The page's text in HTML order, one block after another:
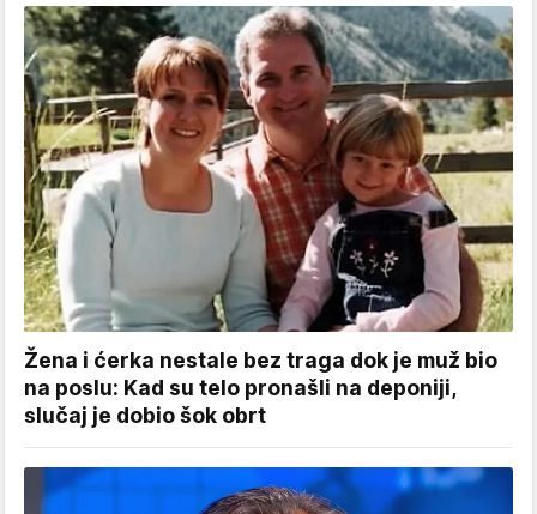
Žena i ćerka nestale bez traga dok je muž bio
na poslu: Kad su telo pronašli na deponiji,
slučaj je dobio šok obrt